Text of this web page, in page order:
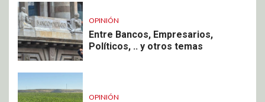
OPINIÓN
Entre Bancos, Empresarios,
Políticos, .. y otros temas
OPINIÓN